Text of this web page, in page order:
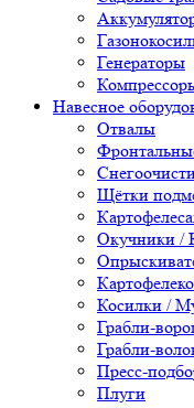
Генераторы
Навесное
Отвалы
Щётки
Окучники /
Косилки /
Грабли-
Грабли-
Пресс-
Плуги